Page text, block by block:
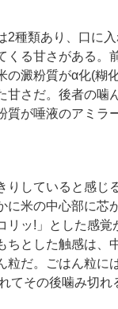
種類あり、口に
くる甘さがある。
の澱粉質がα化(糊
甘さだ。後者の噛
質が唾液のアミラ
していると感じ
に米の中心部に芯
リッ!」とした感覚
ちとした触感は、
粒だ。ごはん粒に
てその後噛み切れ